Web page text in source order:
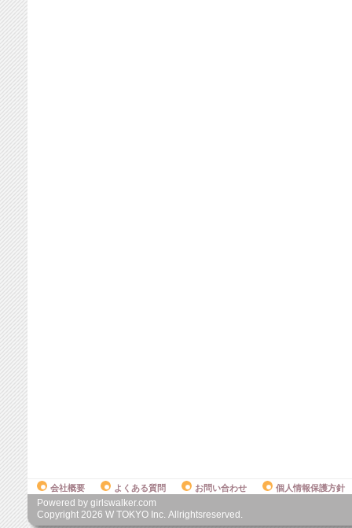
会社概要 よくある質問 お問い合わせ 個人情報保護方針
Powered by girlswalker.com
Copyright 2026 W TOKYO Inc. Allrightsreserved.